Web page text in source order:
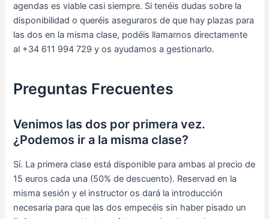
agendas es viable casi siempre. Si tenéis dudas sobre la
disponibilidad o queréis aseguraros de que hay plazas para
las dos en la misma clase, podéis llamarnos directamente
al +34 611 994 729 y os ayudamos a gestionarlo.
Preguntas Frecuentes
Venimos las dos por primera vez.
¿Podemos ir a la misma clase?
Sí. La primera clase está disponible para ambas al precio de
15 euros cada una (50% de descuento). Reservad en la
misma sesión y el instructor os dará la introducción
necesaria para que las dos empecéis sin haber pisado un